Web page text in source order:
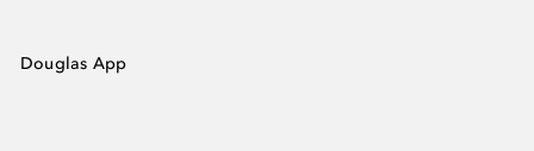
Douglas App